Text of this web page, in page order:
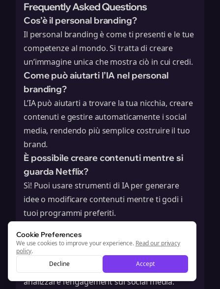
Frequently Asked Questions
Cos’è il personal branding?
Il personal branding è come ti presenti e le tue
competenze al mondo. Si tratta di creare
un’immagine unica che mostra ciò in cui credi.
Come può aiutarti l’IA nel personal
branding?
L’IA può aiutarti a trovare la tua nicchia, creare
contenuti e gestire automaticamente i social
media, rendendo più semplice costruire il tuo
brand.
È possibile creare contenuti mentre si
guarda Netflix?
Sì! Puoi usare strumenti di IA per generare
idee o modificare contenuti mentre ti godi i
tuoi programmi preferiti.
social media?
Ci sono molti strumenti come Hootsuite e
Buffer che ti aiutano a programmare post e
analizzare l’engagement sui social media.
Cookie Preferences
We use cookies to improve your experience. Read our privacy
policy.
Decline
Accept